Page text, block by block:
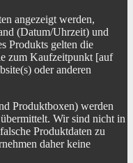
angezeigt werden,
(Datum/Uhrzeit) und
Produkts gelten die
zum Kaufzeitpunkt [auf
oder anderen
Produktboxen) werden
Wir sind nicht in
Produktdaten zu
daher keine